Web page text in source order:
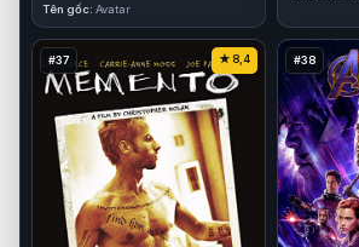
Tên gốc Avatar
#37 8,4 #38